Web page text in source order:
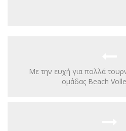
Με την ευχή για πολλά
ομάδας Beach